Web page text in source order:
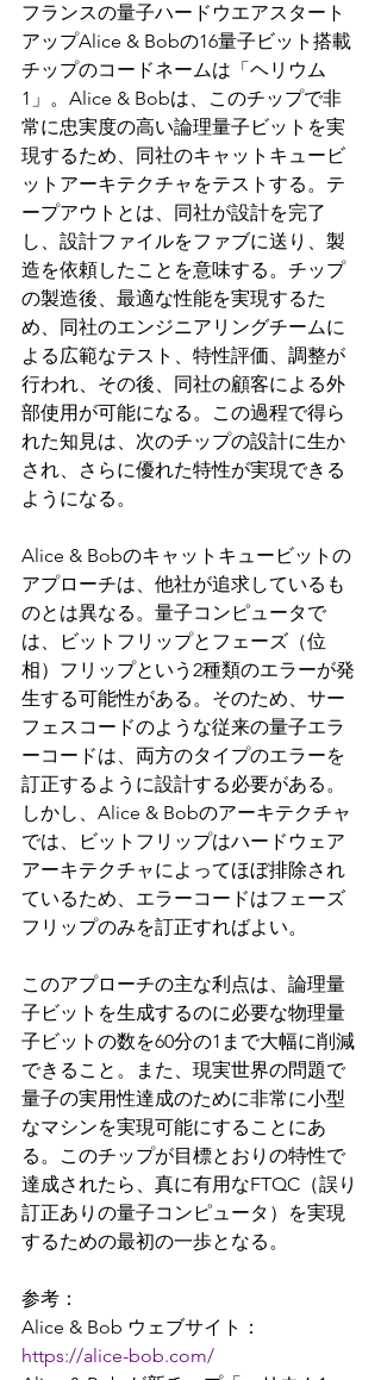
フランスの量子ハードウエアスタート
アップAlice & Bobの16量子ビット搭載
チップのコードネームは「ヘリウム
1」。Alice & Bobは、このチップで非
常に忠実度の高い論理量子ビットを実
現するため、同社のキャットキュービ
ットアーキテクチャをテストする。テ
ープアウトとは、同社が設計を完了
し、設計ファイルをファブに送り、製
造を依頼したことを意味する。チップ
の製造後、最適な性能を実現するた
め、同社のエンジニアリングチームに
よる広範なテスト、特性評価、調整が
行われ、その後、同社の顧客による外
部使用が可能になる。この過程で得ら
れた知見は、次のチップの設計に生か
され、さらに優れた特性が実現できる
ようになる。
Alice & Bobのキャットキュービットの
アプローチは、他社が追求しているも
のとは異なる。量子コンピュータで
は、ビットフリップとフェーズ（位
相）フリップという2種類のエラーが発
生する可能性がある。そのため、サー
フェスコードのような従来の量子エラ
ーコードは、両方のタイプのエラーを
訂正するように設計する必要がある。
しかし、Alice & Bobのアーキテクチャ
では、ビットフリップはハードウェア
アーキテクチャによってほぼ排除され
ているため、エラーコードはフェーズ
フリップのみを訂正すればよい。
このアプローチの主な利点は、論理量
子ビットを生成するのに必要な物理量
子ビットの数を60分の1まで大幅に削減
できること。また、現実世界の問題で
量子の実用性達成のために非常に小型
なマシンを実現可能にすることにあ
る。このチップが目標とおりの特性で
達成されたら、真に有用なFTQC（誤り
訂正ありの量子コンピュータ）
を実現
するための最初の一歩となる。
参考：
Alice & Bob ウェブサイト：
https://alice-bob.com/